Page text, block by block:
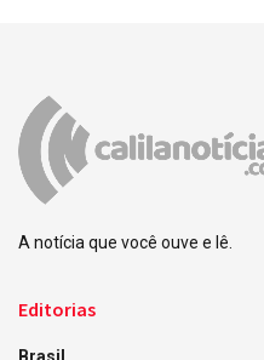
A notícia que você ouve e lê.
Editorias
Brasil